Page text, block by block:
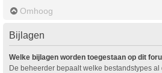
Omhoog
Bijlagen
Welke bijlagen worden toegestaan op dit
De beheerder bepaalt welke bestandstypes al